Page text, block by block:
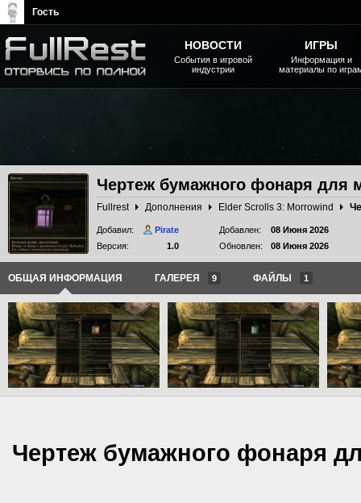
Чертеж бумажного фонаря для
Fullrest Дополнения Elder Scrolls 3: Morrowind
Добавил:
Pirate
Версия:
1.0
Добавлен:
08 Июня 2026
Обновлен:
08 Июня 2026
ОБЩАЯ ИНФОРМАЦИЯ ГАЛЕРЕЯ 9 ФАЙЛЫ 1
Чертеж бумажного фонаря
НОВОСТИ
События в игровой
индустрии
ИГРЫ
Информация и
материалы по
Гость